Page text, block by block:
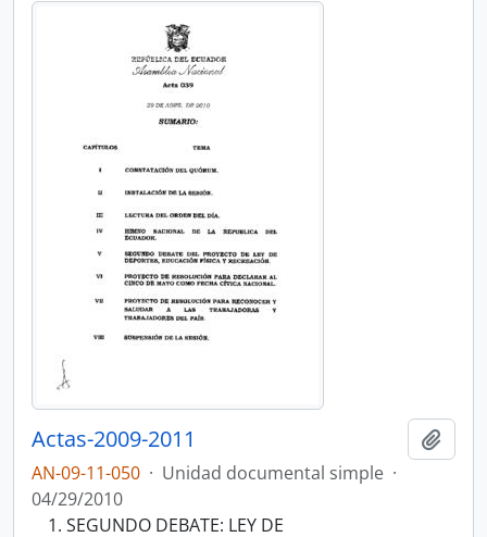
Actas-2009-2011
AN-09-11-050 · Unidad documental simple ·
04/29/2010
SEGUNDO DEBATE: LEY DE